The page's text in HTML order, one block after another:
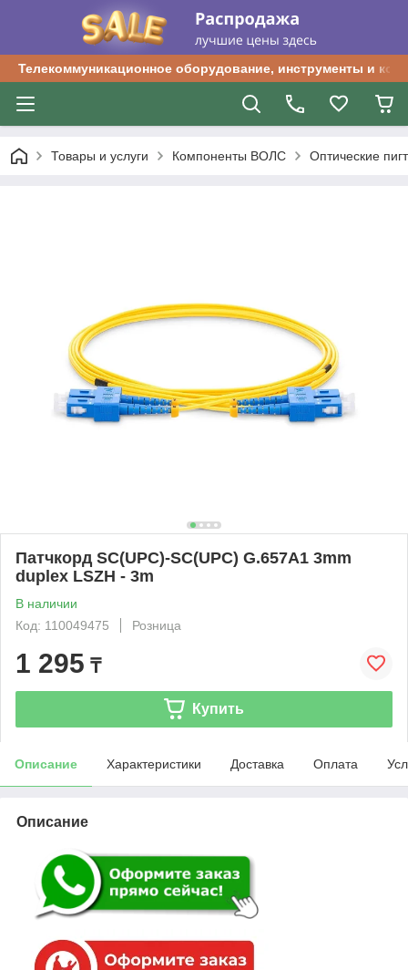
Телекоммуникационное оборудование, инструменты и
Товары и услуги Компоненты ВОЛС Оптические
Патчкорд SC(UPC)-SC(UPC) G.657A1 3mm
duplex LSZH - 3m
В наличии
Код: 110049475
Розница
1 295 ₸
Купить
Описание Характеристики Доставка Оплата
Описание